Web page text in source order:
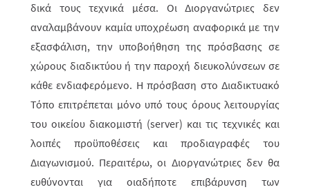
δικά τους τεχνικά μέσα. Οι Διοργανώτριες δεν
αναλαμβάνουν καμία υποχρέωση αναφορικά με την
εξασφάλιση, την υποβοήθηση της πρό­σβα­σης σε
χώρους διαδικτύου ή την παροχή διευκολύνσεων σε
κάθε ενδιαφε­ρόμενο. Η πρόσβαση στο Διαδικτυ­α­κό
Τόπο επιτρέπεται μόνο υπό τους όρους λειτουργίας
του οικείου διακομιστή (server) και τις τεχνικές και
λοιπές προϋπο­θέ­σεις και προ­δια­γραφές του
Διαγωνισμού. Περαιτέρω, οι Διορ­γα­νώτριες δεν θα
ευθύ­νονται για οιαδήποτε επιβάρυνση των